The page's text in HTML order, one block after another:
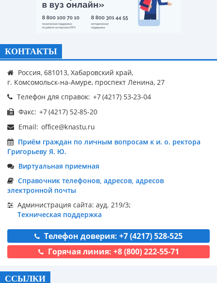
КОНТАКТЫ
Россия, 681013, Хабаровский край,
г. Комсомольск-на-Амуре, проспект Ленина, 27
Телефон для справок:
Факс:
Email:
Приём граждан по личным вопросам к и. о. ректора
Григорьеву Я. Ю.
Виртуальная приемная
Справочник телефонов, адресов, адресов
электронной почты
Администрация сайта: ауд. 219/3;
Техническая поддержка
Телефон доверия: +7 (4217) 528-525
Горячая линия: +8 (800) 222-55-71
ССЫЛКИ